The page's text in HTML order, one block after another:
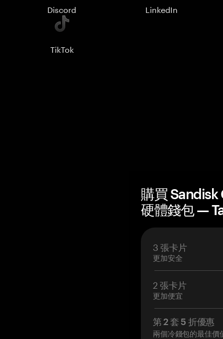
Discord LinkedIn
TikTok
購買
硬體錢包 —
3 張卡片
更加安全
2 張卡片
更加便宜
第 2 套 5 折優惠
兩個冷錢包的最佳價